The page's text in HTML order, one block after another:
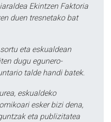
Ekintzen Faktoria
duen tresnetako bat
eta eskualdean
dugu egunero-
talde handi batek.
eskualdeko
esker bizi dena,
eta publizitatea